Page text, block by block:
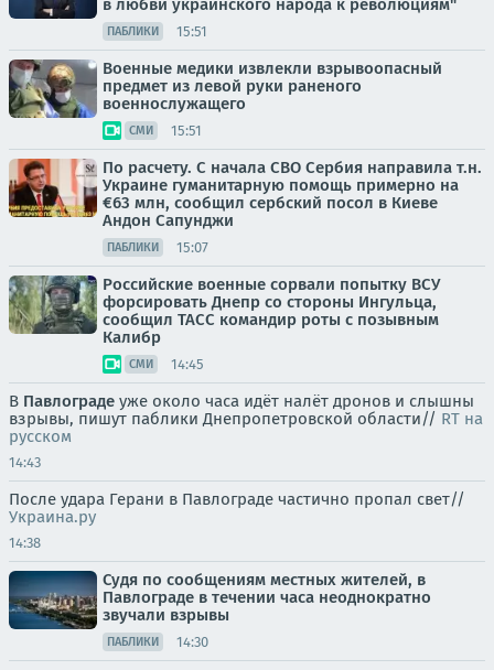
в любви украинского народа к революциям"
ПАБЛИКИ 15:51
Военные медики извлекли взрывоопасный
предмет из левой руки раненого
военнослужащего
СМИ 15:51
По расчету. С начала СВО Сербия направила т.н.
Украине гуманитарную помощь примерно на
€63 млн, сообщил сербский посол в Киеве
Андон Сапунджи
ПАБЛИКИ 15:07
Российские военные сорвали попытку ВСУ
форсировать Днепр со стороны Ингульца,
сообщил ТАСС командир роты с позывным
Калибр
СМИ 14:45
В Павлограде уже около часа идёт налёт дронов и слышны
взрывы, пишут паблики Днепропетровской области// RT на
русском
14:43
После удара Герани в Павлограде частично пропал свет//
Украина.ру
14:38
Судя по сообщениям местных жителей, в
Павлограде в течении часа неоднократно
звучали взрывы
ПАБЛИКИ 14:30